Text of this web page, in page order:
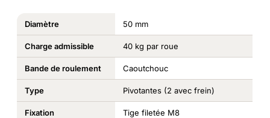
Diamètre 50 mm
Charge admissible 40 kg par roue
Bande de roulement Caoutchouc
Type Pivotantes (2 avec frein)
Fixation Tige filetée M8